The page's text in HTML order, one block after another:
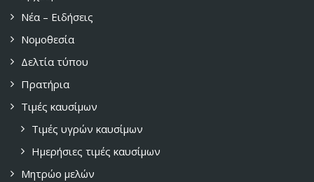
Νέα – Ειδήσεις
Νομοθεσία
Δελτία τύπου
Πρατήρια
Τιμές καυσίμων
Τιμές υγρών καυσίμων
Ημερήσιες τιμές καυσίμων
Μητρώο μελών